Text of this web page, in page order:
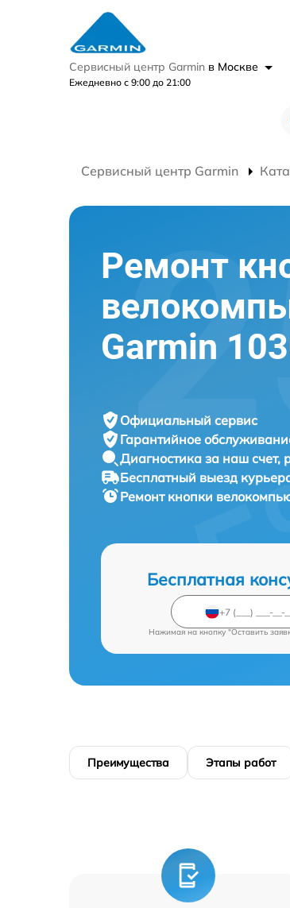
Сервисный центр Garmin в Москве
Ежедневно с 9:00 до 21:00
Сервисный центр Garmin
Ремонт
Garmin
Официальный сервис
Гарантийное
Диагностика за наш счет,
Бесплатный выезд
Ремонт кнопки
Бесплатная
Нажимая на кнопку "Оставить
Преимущества Этапы работ